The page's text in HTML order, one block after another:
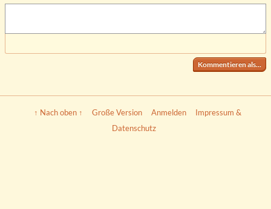
Kommentieren als...
↑ Nach oben ↑ Große Version Anmelden
Impressum &
Datenschutz